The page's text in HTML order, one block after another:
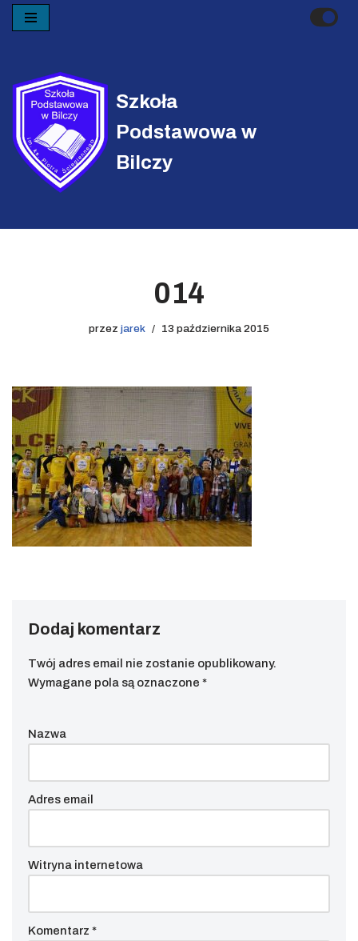
treści
Szkoła
Podstawowa w
Bilczy
014
przez jarek 13 października 2015
Dodaj komentarz
Twój adres email nie zostanie opublikowany.
Wymagane pola są oznaczone *
Nazwa
Adres email
Witryna internetowa
Komentarz *